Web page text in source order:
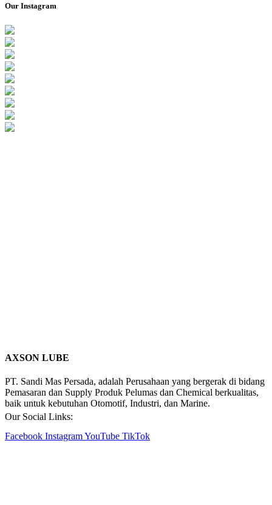
Our Instagram
AXSON LUBE
PT. Sandi Mas Persada, adalah Perusahaan yang bergerak di bidang
Pemasaran dan Supply Produk Pelumas dan Chemical berkualitas,
baik untuk kebutuhan Otomotif, Industri, dan Marine.
Our Social Links:
Facebook InstagramYouTube TikTok